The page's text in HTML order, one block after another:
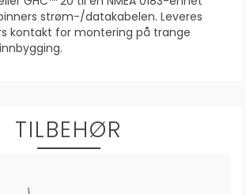
strøm-/datakabelen. Leveres
kontakt for montering på trange
TILBEHØR